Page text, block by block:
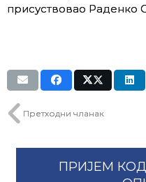
присуствовао Раденко
Претходни чланак
ПРИЈЕМ